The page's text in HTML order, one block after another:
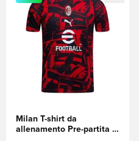
Milan T-shirt da
allenamento Pre-partita -